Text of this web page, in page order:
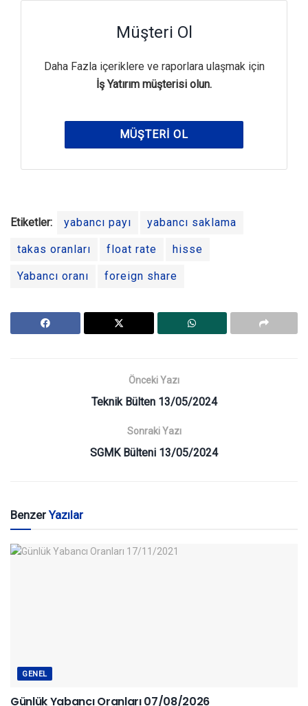
Müşteri Ol
Daha Fazla içeriklere ve raporlara ulaşmak için
İş Yatırım müşterisi olun.
MÜŞTERI OL
Etiketler: yabancı payı yabancı saklama
takas oranları float rate hisse
Yabancı oranı foreign share
Önceki Yazı
Teknik Bülten 13/05/2024
Sonraki Yazı
SGMK Bülteni 13/05/2024
BenzerYazılar
GENEL
Günlük Yabancı Oranları 07/08/2026